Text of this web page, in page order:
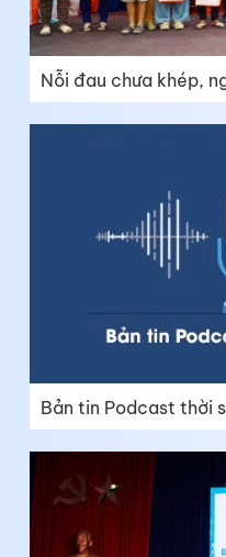
Nỗi đau chưa khép,
Bản tin Podcast thời